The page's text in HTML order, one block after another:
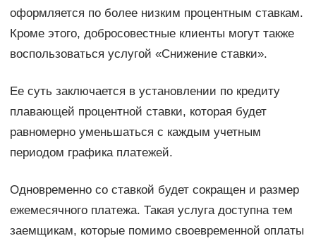
оформляется по более низким процентным ставкам.
Кроме этого, добросовестные клиенты могут также
воспользоваться услугой «Снижение ставки».
Ее суть заключается в установлении по кредиту
плавающей процентной ставки, которая будет
равномерно уменьшаться с каждым учетным
периодом графика платежей.
Одновременно со ставкой будет сокращен и размер
ежемесячного платежа. Такая услуга доступна тем
заемщикам, которые помимо своевременной оплаты